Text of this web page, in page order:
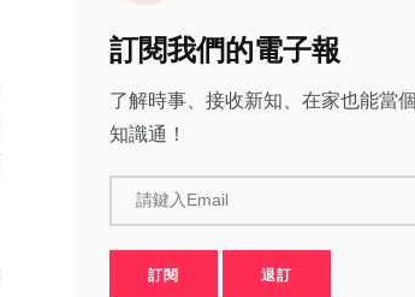
訂閱我們的電子報
了解時事、接收新知、在家也能當個
知識通！
請鍵入Email
訂閱 退訂